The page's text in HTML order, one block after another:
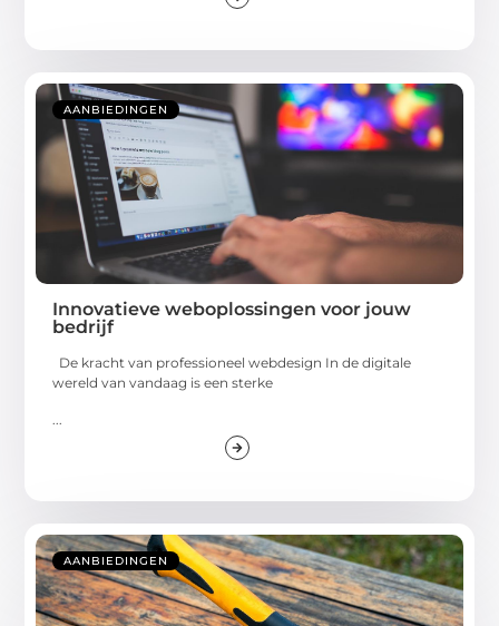
AANBIEDINGEN
Innovatieve weboplossingen voor jouw
bedrijf
De kracht van professioneel webdesign In de digitale
wereld van vandaag is een sterke
AANBIEDINGEN